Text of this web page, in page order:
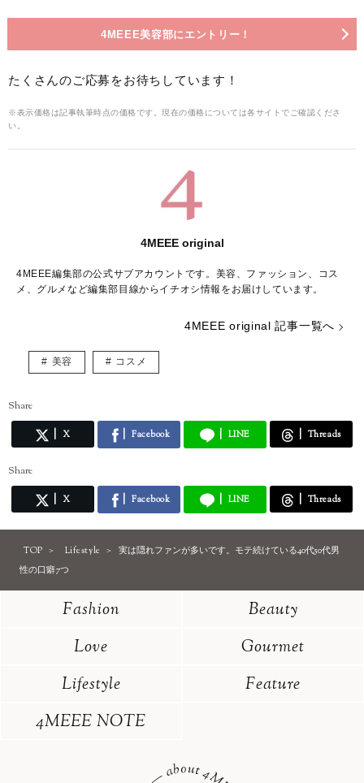
4MEEE美容部にエントリー！
たくさんのご応募をお待ちしています！
※表示価格は記事執筆時点の価格です。現在の価格については各サイトでご確認くださ
い。
4MEEE original
4MEEE編集部の公式サブアカウントです。美容、ファッション、コス
メ、グルメなど編集部目線からイチオシ情報をお届けしています。
4MEEE original 記事一覧へ
美容 コスメ
Share
X Facebook LINE Threads
Share
X Facebook LINE Threads
TOP Lifestyle
実は隠れファンが多いです。モテ続けている40代50代男
性の口癖7つ
Fashion
Beauty
Love
Gourmet
Lifestyle
Feature
4MEEE NOTE